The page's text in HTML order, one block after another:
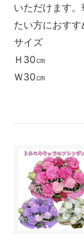
いただけます
たい方におすす
サイズ
Ｈ30㎝
Ｗ30㎝